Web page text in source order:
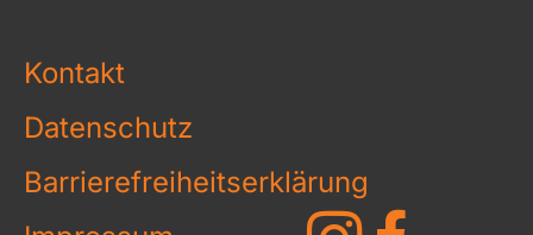
Kontakt
Datenschutz
Barrierefreiheitserklärung